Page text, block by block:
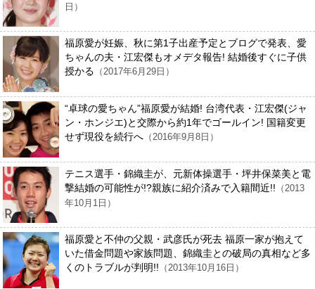
日）
福原愛が妊娠、秋に第1子出産予定とブログで発表、愛
ちゃんの夫・江宏傑もオメデタ報告! 結婚後すぐに子供
授かる （2017年6月29日）
“卓球の愛ちゃん”福原愛が結婚! 台湾代表・江宏傑(ジャ
ン・ホンジエ)と交際から約1年でゴールイン! 国籍変更
せず現役を続行へ （2016年9月8日）
テニス選手・錦織圭が、元新体操選手・坪井保菜美と電
撃結婚の可能性が!?親族に紹介済みで入籍間近!! （2013
年10月1日）
福原愛と不仲の父親・武彦氏が死去 福原一家が抱えて
いた借金問題や家族問題、錦織圭との破局の真相など多
くのトラブルが判明!! （2013年10月16日）